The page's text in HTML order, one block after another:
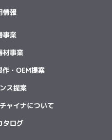
情報
事業
材事業
・OEM提案
ス提案
ャイナについて
タログ